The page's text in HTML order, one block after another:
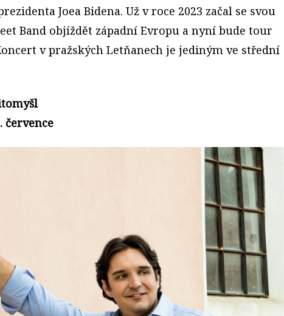
Joea Bidena. Už v roce 2023 začal se svou
Band objíždět západní Evropu a nyní bude tour
v pražských Letňanech je jediným ve střední
července